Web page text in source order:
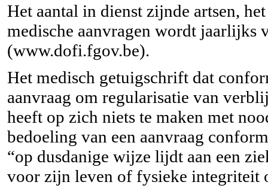
Het aantal in dienst zijnde artsen,
medische aanvragen wordt jaarlijks
(www.dofi.fgov.be).
Het medisch getuigschrift dat
aanvraag om regularisatie van
heeft op zich niets te maken met
bedoeling van een aanvraag
“op dusdanige wijze lijdt aan een
voor zijn leven of fysieke integriteit